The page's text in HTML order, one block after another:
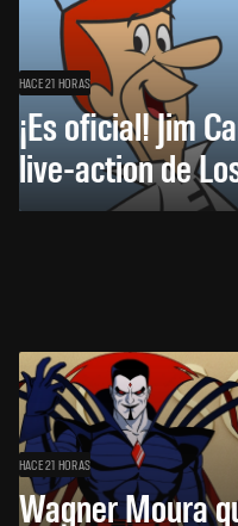
HACE 21 HORAS
¡Es oficial! Jim
live-action de
HACE 21 HORAS
Wagner Moura